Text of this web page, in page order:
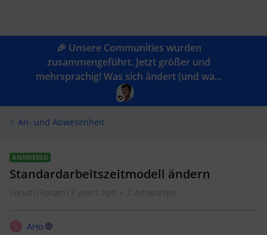
🎉 Unsere Communities wurden
zusammengeführt. Jetzt größer und
mehrsprachig! Was sich ändert (und wa...
An- und Abwesenheit
ANSWERED
Standardarbeitszeitmodell ändern
Forum|Forum|3 years ago 2 Antworten
A
AHo